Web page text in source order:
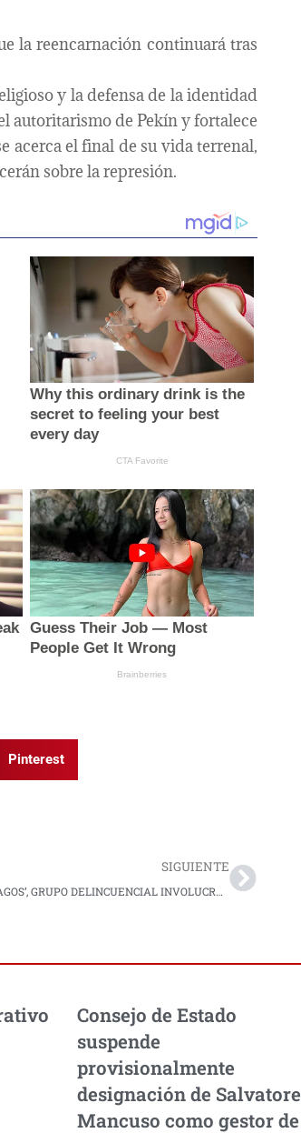
la reencarnación continuará tras
y la defensa de la identidad
autoritarismo de Pekín y fortalece
acerca el final de su vida terrenal,
sobre la represión.
Pinterest
SIGUIENTE
GOLPE A ‘LOS MAGOS’, GRUPO DELINCUENCIAL INVOLUCRADO ENHOMICIDIOS SELECTIVOS Y TRÁFICO DE ESTUPEFACIENTES EN VALLEDEL CAUCA
Consejo de Estado
suspende
provisionalmente
designación de Salvatore
Mancuso como gestor de